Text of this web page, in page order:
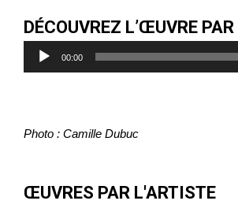
DÉCOUVREZ L’ŒUVRE
Lecteur
audio
00:00
Photo : Camille Dubuc
ŒUVRES PAR L'ARTISTE